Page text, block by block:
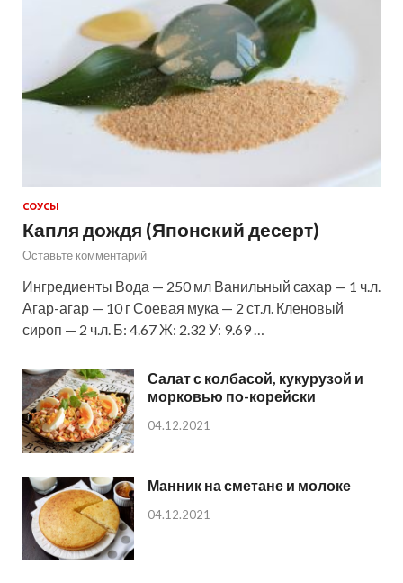
СОУСЫ
Капля дождя (Японский десерт)
Оставьте комментарий
Ингредиенты Вода — 250 мл Ванильный сахар — 1 ч.л.
Агар-агар — 10 г Соевая мука — 2 ст.л. Кленовый
сироп — 2 ч.л. Б: 4.67 Ж: 2.32 У: 9.69 …
Салат с колбасой, кукурузой и
морковью по-корейски
04.12.2021
Манник на сметане и молоке
04.12.2021